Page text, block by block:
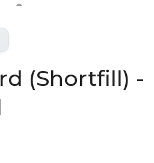
(Shortfill) -